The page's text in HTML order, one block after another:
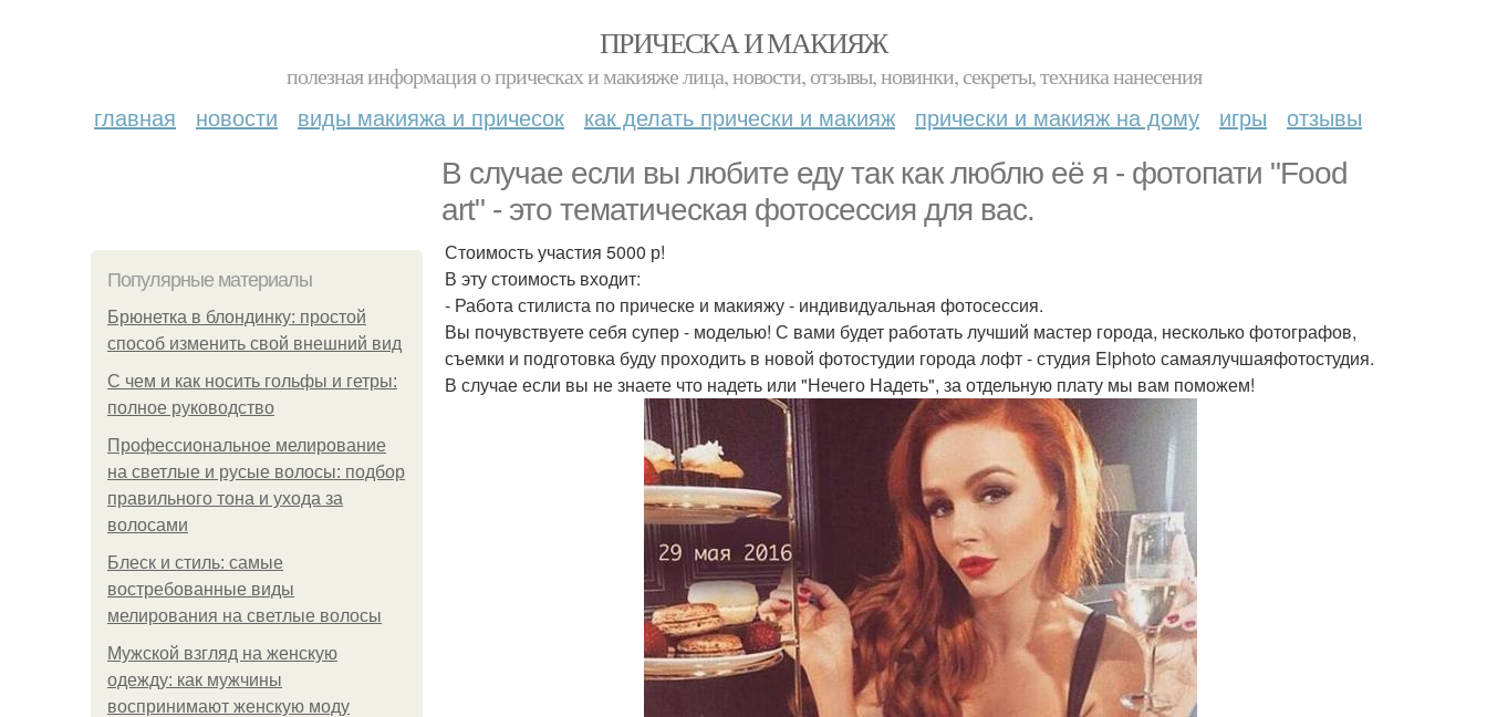
ПРИЧЕСКА И МАКИЯЖ
полезная информация о прическах и макияже лица, новости, отзывы, новинки, секреты, техника нанесения
главная новости виды макияжа и причесок как делать прически и макияж прически и макияж на дому игры отзывы
В случае если вы любите еду так как люблю её я - фотопати "Food
art" - это тематическая фотосессия для вас.
Популярные материалы
Брюнетка в блондинку: простой
способ изменить свой внешний вид
С чем и как носить гольфы и гетры:
полное руководство
Профессиональное мелирование
на светлые и русые волосы: подбор
правильного тона и ухода за
волосами
Блеск и стиль: самые
востребованные виды
мелирования на светлые волосы
Мужской взгляд на женскую
одежду: как мужчины
воспринимают женскую моду
Стоимость участия 5000 р!
В эту стоимость входит:
- Работа стилиста по прическе и макияжу - индивидуальная фотосессия.
Вы почувствуете себя супер - моделью! С вами будет работать лучший мастер города, несколько фотографов,
съемки и подготовка буду проходить в новой фотостудии города лофт - студия Elphoto самаялучшаяфотостудия.
В случае если вы не знаете что надеть или "Нечего Надеть", за отдельную плату мы вам поможем!